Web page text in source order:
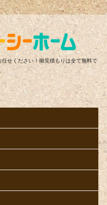
リ
せください！御見積もりは全て無料で